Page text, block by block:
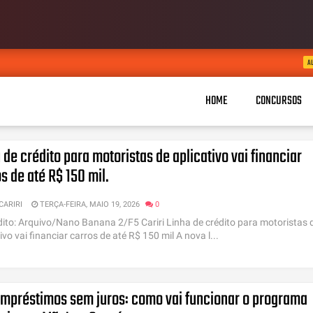
937
HOME CONCURSOS
de crédito para motoristas de aplicativo vai financiar
de até R$ 150 mil.
TERÇA-FEIRA, MAIO 19, 2026 0
Arquivo/Nano Banana 2/F5 Cariri Linha de crédito para motoristas
vai financiar carros de até R$ 150 mil A nova l...
sem juros: como vai funcionar o programa